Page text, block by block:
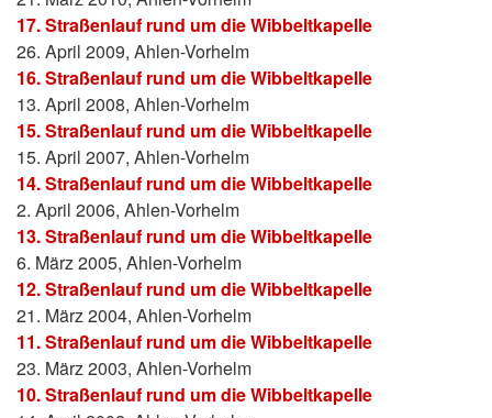
17. Straßenlauf rund um die Wibbeltkapelle
26. April 2009, Ahlen-Vorhelm
16. Straßenlauf rund um die Wibbeltkapelle
13. April 2008, Ahlen-Vorhelm
15. Straßenlauf rund um die Wibbeltkapelle
15. April 2007, Ahlen-Vorhelm
14. Straßenlauf rund um die Wibbeltkapelle
2. April 2006, Ahlen-Vorhelm
13. Straßenlauf rund um die Wibbeltkapelle
6. März 2005, Ahlen-Vorhelm
12. Straßenlauf rund um die Wibbeltkapelle
21. März 2004, Ahlen-Vorhelm
11. Straßenlauf rund um die Wibbeltkapelle
23. März 2003, Ahlen-Vorhelm
10. Straßenlauf rund um die Wibbeltkapelle